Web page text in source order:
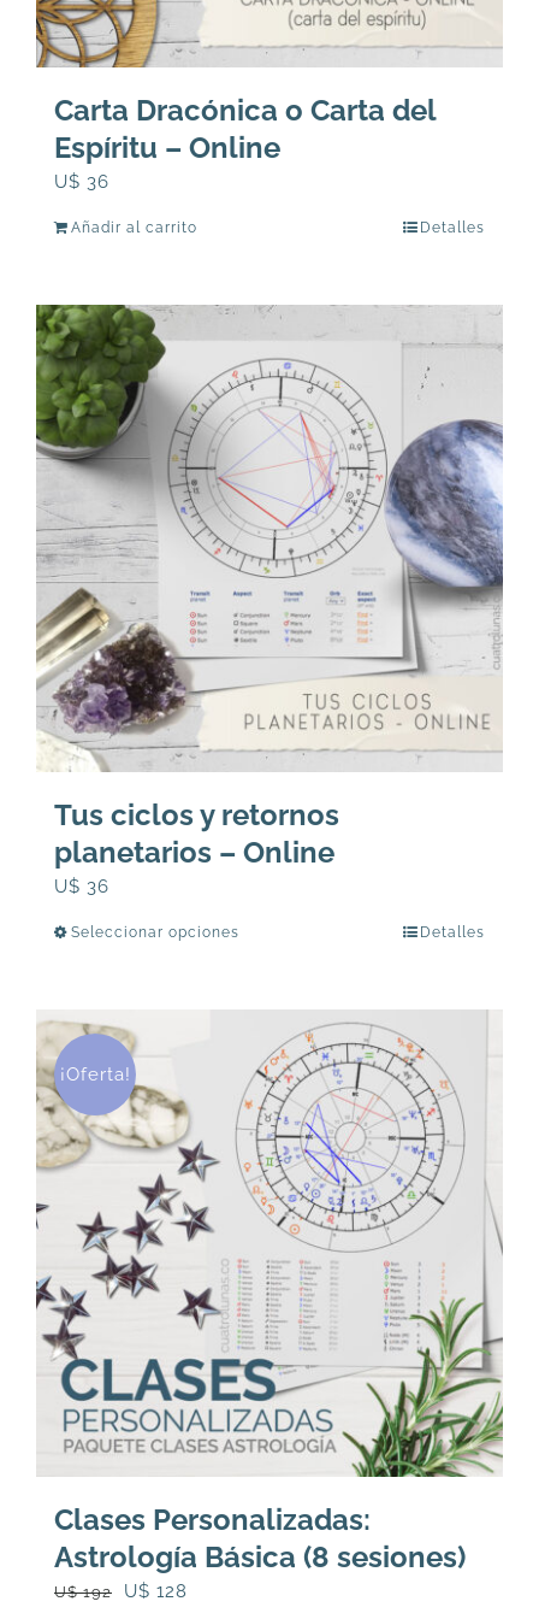
Carta Dracónica o Carta del
Espíritu – Online
U$ 36
Añadir al carrito Detalles
Tus ciclos y retornos
planetarios – Online
U$ 36
Seleccionar opciones
múltiples
variantes.
Las
opciones
se
pueden
elegir
en
la
página
de
producto
Detalles
¡Oferta!
Clases Personalizadas:
Astrología Básica (8 sesiones)
U$192
El
U$ 128